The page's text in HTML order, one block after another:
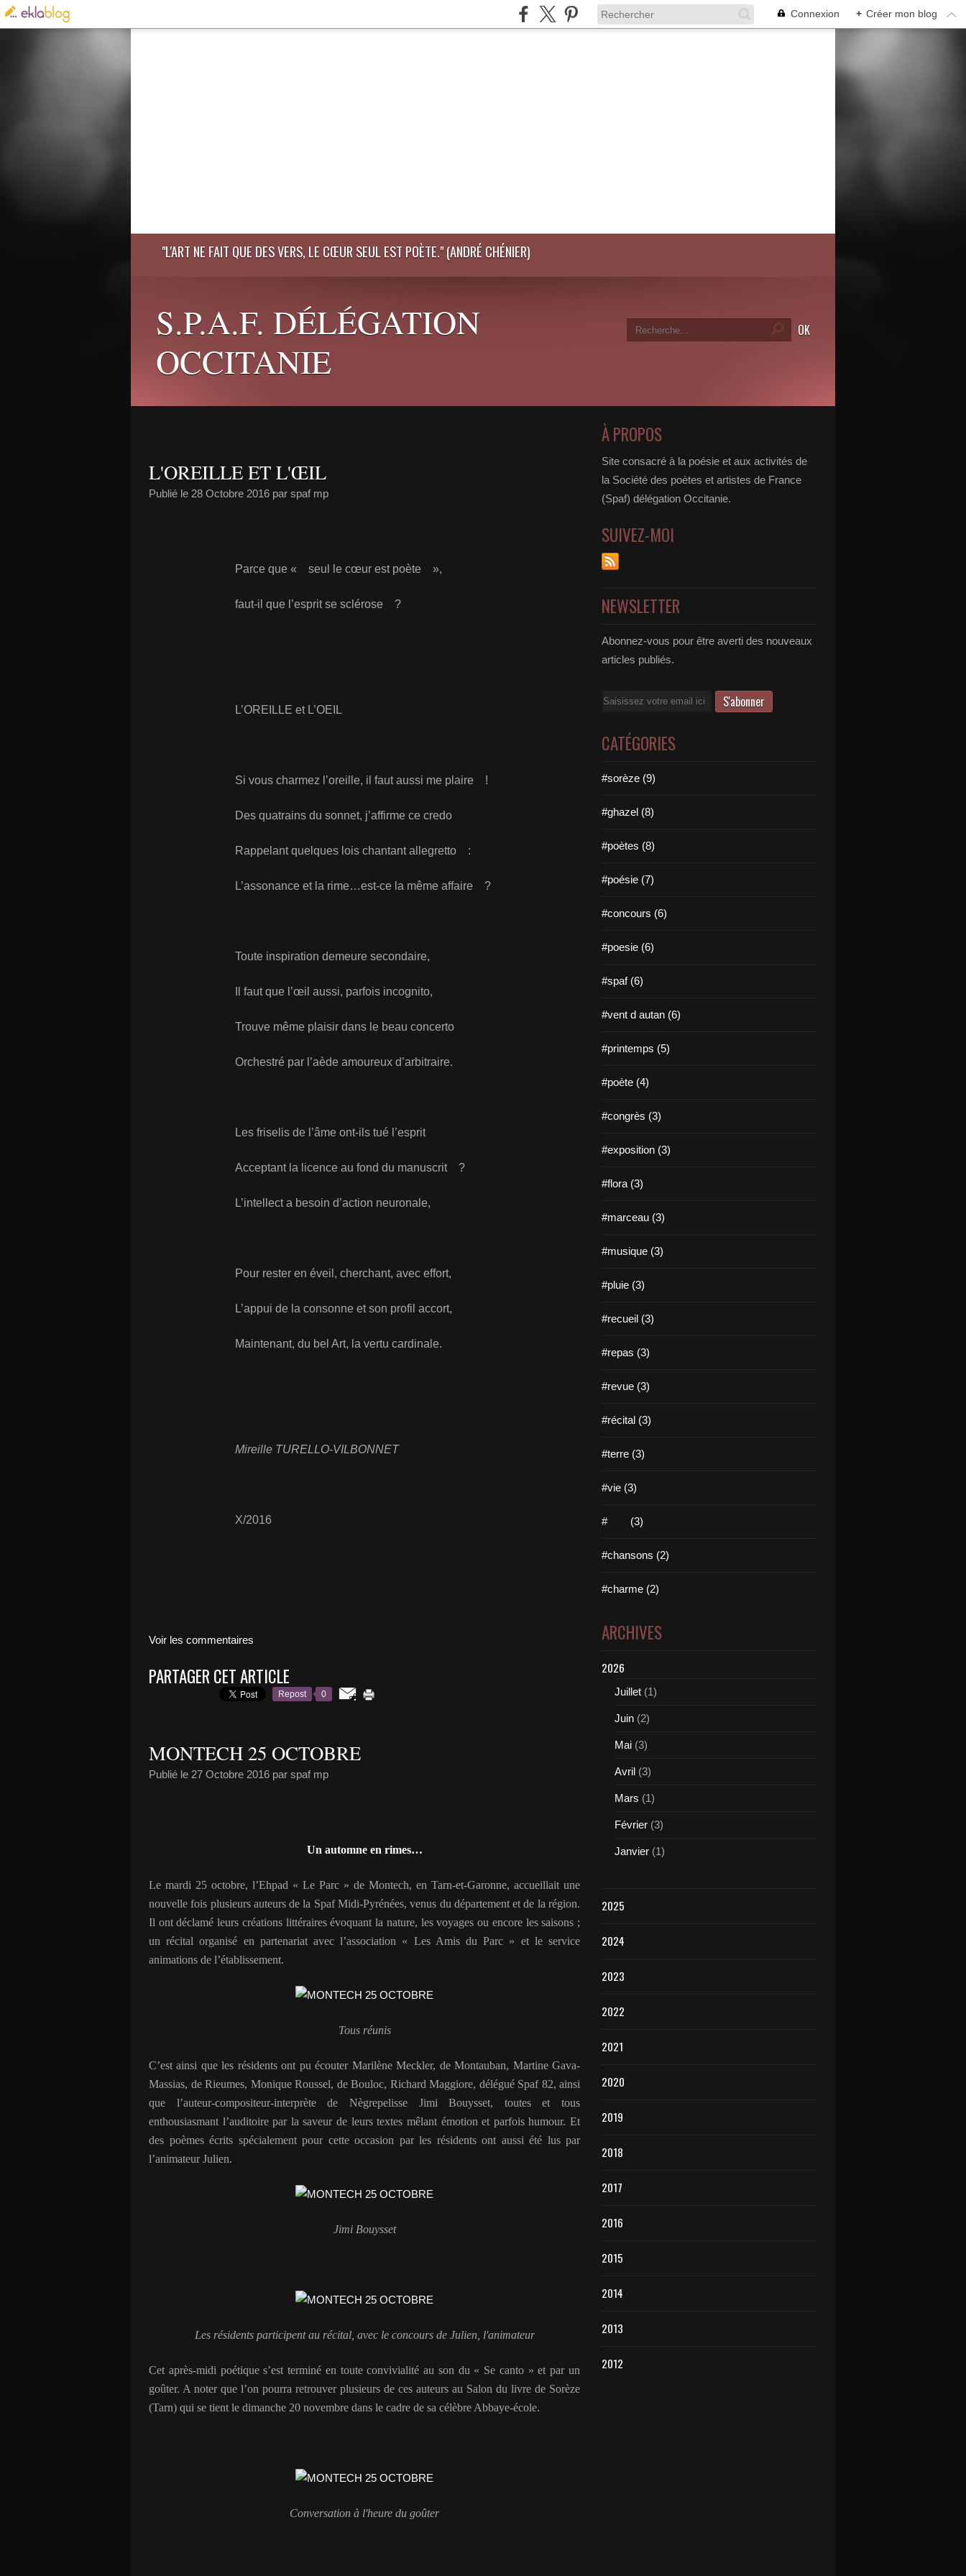
Connexion + Créer mon blog
"L'ART NE FAIT QUE DES VERS, LE CŒUR SEUL EST POÈTE." (ANDRÉ CHÉNIER)
S.P.A.F. DÉLÉGATION
OCCITANIE
L'OREILLE ET L'ŒIL
Publié le 28 Octobre 2016 par spaf mp
Parce que « seul le cœur est poète »,
faut-il que l’esprit se sclérose ?
L’OREILLE et L’OEIL
Si vous charmez l’oreille, il faut aussi me plaire !
Des quatrains du sonnet, j’affirme ce credo
Rappelant quelques lois chantant allegretto :
L’assonance et la rime…est-ce la même affaire ?
Toute inspiration demeure secondaire,
Il faut que l’œil aussi, parfois incognito,
Trouve même plaisir dans le beau concerto
Orchestré par l’aède amoureux d’arbitraire.
Les friselis de l’âme ont-ils tué l’esprit
Acceptant la licence au fond du manuscrit ?
L’intellect a besoin d’action neuronale,
Pour rester en éveil, cherchant, avec effort,
L’appui de la consonne et son profil accort,
Maintenant, du bel Art, la vertu cardinale.
Mireille TURELLO-VILBONNET
X/2016
Voir les commentaires
PARTAGER CET ARTICLE
Repost 0
MONTECH 25 OCTOBRE
Publié le 27 Octobre 2016 par spaf mp
Un automne en rimes…
Le mardi 25 octobre, l’Ehpad « Le Parc » de Montech, en Tarn-et-Garonne, accueillait une
nouvelle fois plusieurs auteurs de la Spaf Midi-Pyrénées, venus du département et de la région.
Il ont déclamé leurs créations littéraires évoquant la nature, les voyages ou encore les saisons ;
un récital organisé en partenariat avec l’association « Les Amis du Parc » et le service
animations de l’établissement.
Tous réunis
C’est ainsi que les résidents ont pu écouter Marilène Meckler, de Montauban, Martine Gava-
Massias, de Rieumes, Monique Roussel, de Bouloc, Richard Maggiore, délégué Spaf 82, ainsi
que l’auteur-compositeur-interprète de Nègrepelisse Jimi Bouysset, toutes et tous
enthousiasmant l’auditoire par la saveur de leurs textes mêlant émotion et parfois humour. Et
des poèmes écrits spécialement pour cette occasion par les résidents ont aussi été lus par
l’animateur Julien.
Jimi Bouysset
Les résidents participent au récital, avec le concours de Julien, l'animateur
Cet après-midi poétique s’est terminé en toute convivialité au son du « Se canto » et par un
goûter. A noter que l’on pourra retrouver plusieurs de ces auteurs au Salon du livre de Sorèze
(Tarn) qui se tient le dimanche 20 novembre dans le cadre de sa célèbre Abbaye-école.
Conversation à l'heure du goûter
À PROPOS
Site consacré à la poésie et aux activités de
la Société des poètes et artistes de France
(Spaf) délégation Occitanie.
SUIVEZ-MOI
NEWSLETTER
Abonnez-vous pour être averti des nouveaux
articles publiés.
Email
CATÉGORIES
#sorèze (9)
#ghazel (8)
#poètes (8)
#poésie (7)
#concours (6)
#poesie (6)
#spaf (6)
#vent d autan (6)
#printemps (5)
#poète (4)
#congrès (3)
#exposition (3)
#flora (3)
#marceau (3)
#musique (3)
#pluie (3)
#recueil (3)
#repas (3)
#revue (3)
#récital (3)
#terre (3)
#vie (3)
# (3)
#chansons (2)
#charme (2)
ARCHIVES
2026
Juillet (1)
Juin (2)
Mai (3)
Avril (3)
Mars (1)
Février (3)
Janvier (1)
2025
2024
2023
2022
2021
2020
2019
2018
2017
2016
2015
2014
2013
2012